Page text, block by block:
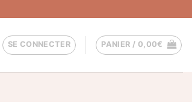
SE CONNECTER PANIER / 0,00€